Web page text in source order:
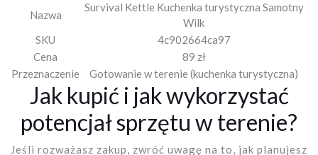
Nazwa
Survival Kettle Kuchenka turystyczna Samotny
Wilk
SKU
4c902664ca97
Cena
89 zł
Przeznaczenie
Gotowanie w terenie (kuchenka turystyczna)
Jak kupić i jak wykorzystać
potencjał sprzętu w terenie?
Jeśli rozważasz zakup, zwróć uwagę na to, jak planujesz